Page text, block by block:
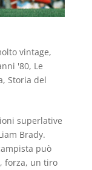
vintage,
'80, Le
, Storia del
superlative
Brady.
può
forza, un tiro